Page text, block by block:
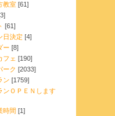
教室 [61]
[61]
日決定 [4]
ー [8]
フェ [190]
ーク [2033]
ン [1759]
ンＯＰＥＮします
時間 [1]